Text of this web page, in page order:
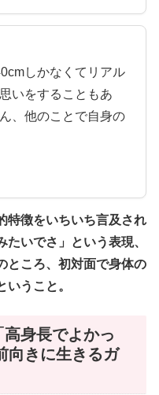
しかなくてリアル
いをすることもあ
、他のことで自身の
特徴をいちいち言及され
いでさ」という表現、
ところ、初対面で身体の
うこと。
身長でよかっ
向きに生きるガ